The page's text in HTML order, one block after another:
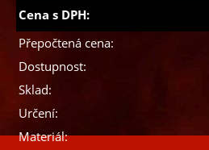
Cena s DPH:
Přepočtená cena:
Dostupnost:
Sklad:
Určení:
Materiál: